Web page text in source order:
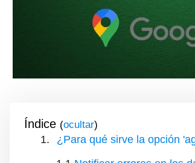
Índice ( )
¿Para qué sirve la opción